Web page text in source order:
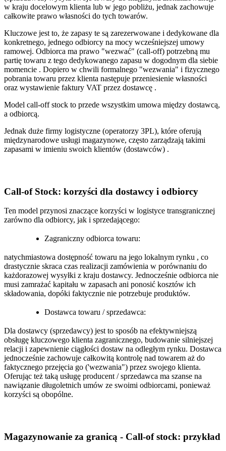
w kraju docelowym klienta lub w jego pobliżu, jednak zachowuje
całkowite prawo własności do tych towarów.
Kluczowe jest to, że zapasy te są zarezerwowane i dedykowane dla
konkretnego, jednego odbiorcy na mocy wcześniejszej umowy
ramowej. Odbiorca ma prawo "wezwać" (call-off) potrzebną mu
partię towaru z tego dedykowanego zapasu w dogodnym dla siebie
momencie . Dopiero w chwili formalnego "wezwania" i fizycznego
pobrania towaru przez klienta następuje przeniesienie własności
oraz wystawienie faktury VAT przez dostawcę .
Model call-off stock to przede wszystkim umowa między dostawcą,
a odbiorcą.
Jednak duże firmy logistyczne (operatorzy 3PL), które oferują
międzynarodowe usługi magazynowe, często zarządzają takimi
zapasami w imieniu swoich klientów (dostawców) .
Call-of Stock: korzyści dla dostawcy i odbiorcy
Ten model przynosi znaczące korzyści w logistyce transgranicznej
zarówno dla odbiorcy, jak i sprzedającego:
Zagraniczny odbiorca towaru:
natychmiastowa dostępność towaru na jego lokalnym rynku , co
drastycznie skraca czas realizacji zamówienia w porównaniu do
każdorazowej wysyłki z kraju dostawcy. Jednocześnie odbiorca nie
musi zamrażać kapitału w zapasach ani ponosić kosztów ich
składowania, dopóki faktycznie nie potrzebuje produktów.
Dostawca towaru / sprzedawca:
Dla dostawcy (sprzedawcy) jest to sposób na efektywniejszą
obsługę kluczowego klienta zagranicznego, budowanie silniejszej
relacji i zapewnienie ciągłości dostaw na odległym rynku. Dostawca
jednocześnie zachowuje całkowitą kontrolę nad towarem aż do
faktycznego przejęcia go ('wezwania") przez swojego klienta.
Oferując też taką usługę producent / sprzedawca ma szanse na
nawiązanie długoletnich umów ze swoimi odbiorcami, ponieważ
korzyści są obopólne.
Magazynowanie za granicą - Call-of stock: przykład